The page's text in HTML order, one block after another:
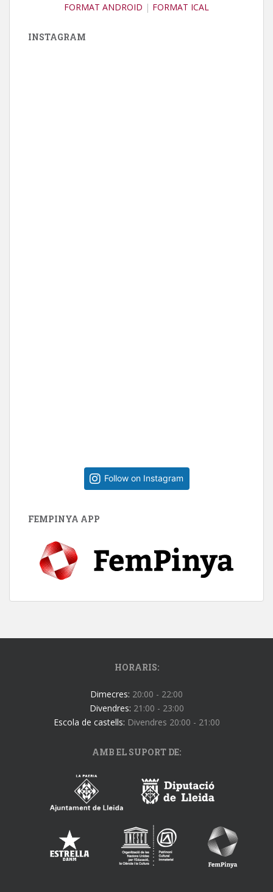
FORMAT ANDROID | FORMAT ICAL
INSTAGRAM
Follow on Instagram
FEMPINYA APP
HORARIS:
Dimecres: 20:00 - 22:00
Divendres: 21:00 - 23:00
Escola de castells: Divendres 20:00 - 21:00
AMB EL SUPORT DE: